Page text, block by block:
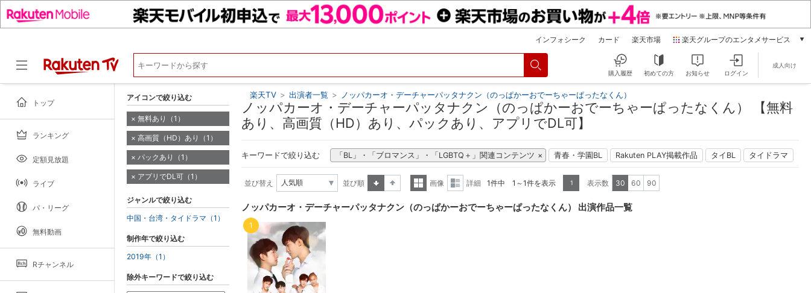
インフォシーク カード 楽天市場 楽天グループのエンタメサービス
本/ゲーム/CD/DVD
電子書籍
楽天マガジン
動画配信
購入履歴 初めての方 お知らせ ログイン
成人向け
トップ
ランキング
定額見放題
ライブ
パ・リーグ
無料動画
Rチャンネル
楽天TV > 出演者一覧 > ノッパカーオ・デーチャーパッタナクン（のっぱかーおでーちゃーぱったなくん）
ノッパカーオ・デーチャーパッタナクン（のっぱかーおでーちゃーぱったなくん） 【無料
あり、高画質（HD）あり、パックあり、アプリでDL可】
キーワードで絞り込む 「BL」・「ブロマンス」・「LGBTQ＋」関連コンテンツ 青春・学園BL Rakuten PLAY掲載作品 タイBL タイドラマ
並び替え
並び順
表示
画像
表示
詳細 1件中 1～1件を表示 1 表示数 30 60 90
ノッパカーオ・デーチャーパッタナクン（のっぱかーおでーちゃーぱったなくん） 出演作品一覧
1
アイコンで絞り込む
無料あり（1）
高画質（HD）あり（1）
パックあり（1）
アプリでDL可（1）
ジャンルで絞り込む
中国・台湾・タイドラマ（1）
制作年で絞り込む
2019年（1）
除外キーワードで絞り込む